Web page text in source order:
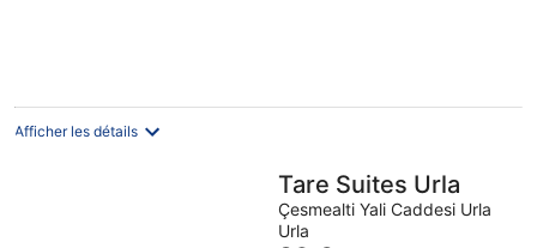
Afficher les détails
Tare Suites Urla
Çesmealti Yali Caddesi Urla
Urla